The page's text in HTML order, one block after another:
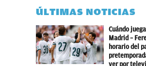
ÚLTIMAS NOTICIAS
Cuándo
Madrid –
horario del
ver por